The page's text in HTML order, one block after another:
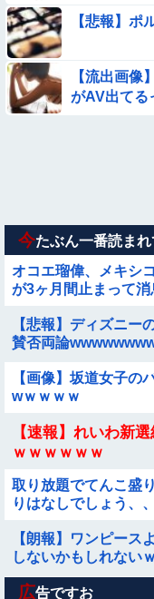
【画像】プールに来て
【動画】女子中学生の
【悲報】ポ
【流出画像
がAV出てる
今たぶん一番読まれ
オコエ瑠偉、メキシ
が3ヶ月間止まって消
【悲報】ディズニー
賛否両論
【画像】坂道女子の
wｗｗｗｗ
【速報】れいわ新
ｗｗｗｗｗｗ
取り放題でてんこ盛
りはなしでしょう、、
【朗報】ワンピース
しないかもしれない
残業でクタクタにな
広告ですお